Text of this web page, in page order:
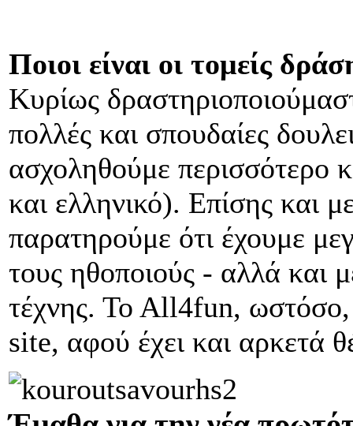
Ποιοι είναι οι τομείς
Κυρίως
πολλές και σπουδαίες
ασχοληθούμε περισσότερο
και ελληνικό). Επίσης και
παρατηρούμε ότι έχουμε
τους ηθοποιούς - αλλά και
τέχνης. Το Αll4fun, ωστόσο,
site, αφού έχει και αρκετά